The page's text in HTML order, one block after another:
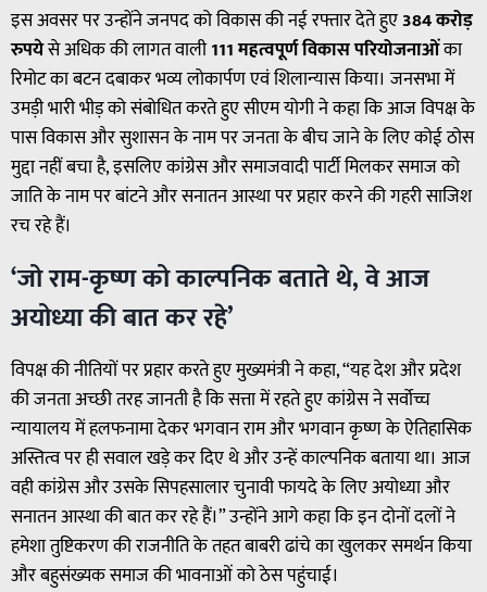
इस अवसर पर उन्होंने जनपद को विकास की नई रफ्तार देते हुए384 करोड़
रुपयेसे अधिक की लागत वाली111 महत्वपूर्ण विकास परियोजनाओंका
रिमोट का बटन दबाकर भव्य लोकार्पण एवं शिलान्यास किया। जनसभा में
उमड़ी भारी भीड़ को संबोधित करते हुए सीएम योगी ने कहा कि आज विपक्ष के
पास विकास और सुशासन के नाम पर जनता के बीच जाने के लिए कोई ठोस
मुद्दा नहीं बचा है, इसलिए कांग्रेस और समाजवादी पार्टी मिलकर समाज को
जाति के नाम पर बांटने और सनातन आस्था पर प्रहार करने की गहरी साजिश
रच रहे हैं।
‘जो राम-कृष्ण को काल्पनिक बताते थे, वे आज
अयोध्या की बात कर रहे’
विपक्ष की नीतियों पर प्रहार करते हुए मुख्यमंत्री ने कहा, “यह देश और प्रदेश
की जनता अच्छी तरह जानती है कि सत्ता में रहते हुए कांग्रेस ने सर्वोच्च
न्यायालय में हलफनामा देकर भगवान राम और भगवान कृष्ण के ऐतिहासिक
अस्तित्व पर ही सवाल खड़े कर दिए थे और उन्हें काल्पनिक बताया था। आज
वही कांग्रेस और उसके सिपहसालार चुनावी फायदे के लिए अयोध्या और
सनातन आस्था की बात कर रहे हैं।” उन्होंने आगे कहा कि इन दोनों दलों ने
हमेशा तुष्टिकरण की राजनीति के तहत बाबरी ढांचे का खुलकर समर्थन किया
और बहुसंख्यक समाज की भावनाओं को ठेस पहुंचाई।